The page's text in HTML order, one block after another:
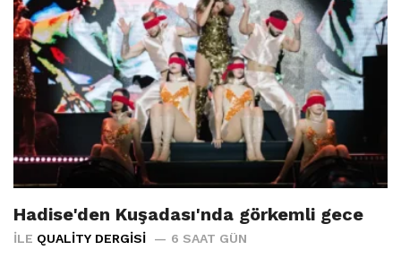
Hadise'den Kuşadası'nda görkemli gece
İLE QUALITY DERGISI 6 SAAT GÜN